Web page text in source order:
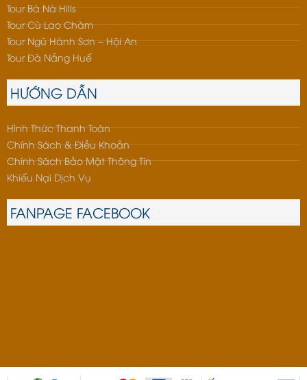
Tour Bà Nà Hills
Tour Cù Lao Chàm
Tour Ngũ Hành Sơn – Hội An
Tour Đà Nẵng Huế
HƯỚNG DẪN
Hình Thức Thanh Toán
Chính Sách & Điều Khoản
Chính Sách Bảo Mật Thông Tin
Khiếu Nại Dịch Vụ
FANPAGE FACEBOOK